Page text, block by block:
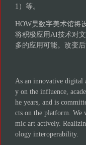
1）等。
HOW昊数字美术馆将
将积极应用AI技术对
多的应用可能。改变
As an innovative digital
y on the influence,
he years, and is
cts on the platform. We
mic art actively.
ology interoperability.